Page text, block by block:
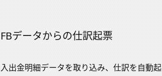
FBデータからの仕訳起票
入出金明細データを取り込み、仕訳を自動起